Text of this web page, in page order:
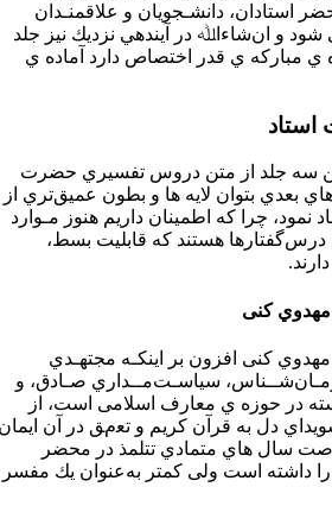
اﺳﺘﺎدان، داﻧﺸـﺠﻮﻳﺎن و ﻋﻼﻗﻤﻨـﺪان
و انﺷﺎءاﷲ در آﻳﻨﺪهي ﻧﺰدﻳﻚ ﻧﻴﺰ ﺟﻠﺪ
ي ﻣﺒﺎرﻛﻪ ي ﻗﺪر اﺧﺘﺼﺎص دارد آﻣﺎده ي
اﻳﻦ ﺳﻪ ﺟﻠﺪ از ﻣﺘﻦ دروس ﺗﻔﺴﻴﺮي ﺣﻀﺮت
ﺑﻌﺪي ﺑﺘﻮان ﻻﻳﻪ ﻫﺎ و ﺑﻄﻮن ﻋﻤﻴﻖﺗﺮي از
ﻧﻤﻮد، ﭼﺮا ﻛﻪ اﻃﻤﻴﻨﺎن دارﻳﻢ ﻫﻨﻮز ﻣـﻮارد
درسﮔﻔﺘﺎرﻫﺎ ﻫﺴﺘﻨﺪ ﻛﻪ ﻗﺎﺑﻠﻴﺖ ﺑﺴﻂ،
ﻛﻨﻰ
ﻛﻨﻰ اﻓﺰون ﺑﺮ اﻳﻨﻜـﻪ ﻣﺠﺘﻬـﺪي
ﺳﻴﺎﺳـﺖﻣــﺪاري ﺻـﺎدق، و
در ﺣﻮزه ي ﻣﻌﺎرف اﺳﻼﻣﻰ اﺳﺖ، از
دل ﺑﻪ ﻗﺮآن ﻛﺮﻳﻢ و ﺗﻌمﻖ در آن
ﺳﺎل ﻫﺎي ﻣﺘﻤﺎدي ﺗﺘﻠﻤﺬ در ﻣﺤﻀﺮ
داﺷﺘﻪ اﺳﺖ وﻟﻰ ﻛﻤﺘﺮ ﺑﻪﻋﻨﻮان ﻳﻚ ﻣﻔﺴﺮ